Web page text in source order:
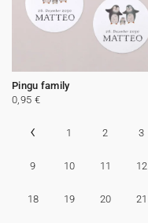
Pingu family
0,95 €
‹ 1 2 3
9 10 11 12
18 19 20 21